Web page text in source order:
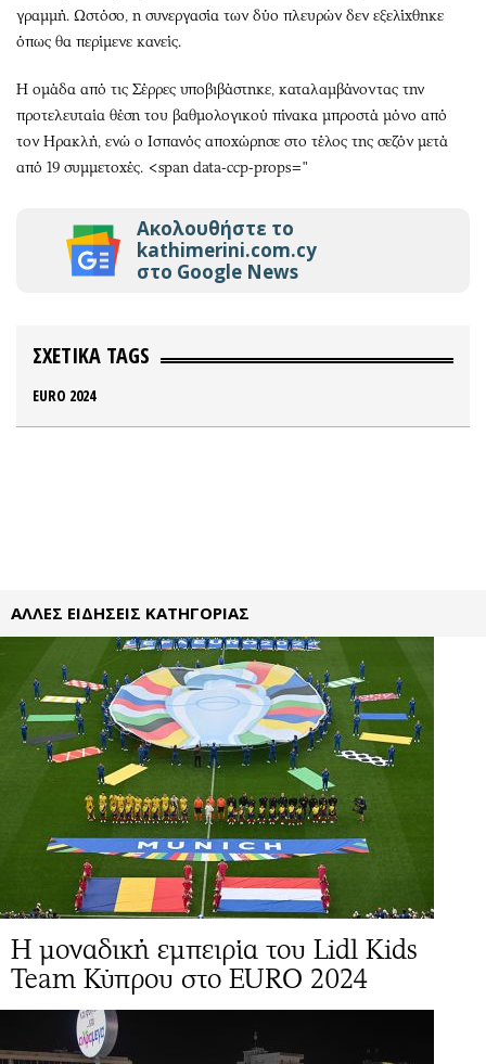
γραμμή. Ωστόσο, η συνεργασία των δύο πλευρών δεν εξελίχθηκε
όπως θα περίμενε κανείς.
Η ομάδα από τις Σέρρες υποβιβάστηκε, καταλαμβάνοντας την
προτελευταία θέση του βαθμολογικού πίνακα μπροστά μόνο από
τον Ηρακλή, ενώ ο Ισπανός αποχώρησε στο τέλος της σεζόν μετά
από 19 συμμετοχές. <span data-ccp-props="
Ακολουθήστε το
kathimerini.com.cy
στο Google News
ΣΧΕΤΙΚΑ TAGS
EURO 2024
ΑΛΛΕΣ ΕΙΔΗΣΕΙΣ ΚΑΤΗΓΟΡΙΑΣ
H μοναδική εμπειρία του Lidl Kids
Team Κύπρου στο EURO 2024